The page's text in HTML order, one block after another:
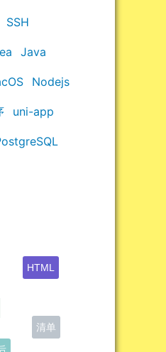
SSH
Java
Nodejs
uni-app
HTML
清单